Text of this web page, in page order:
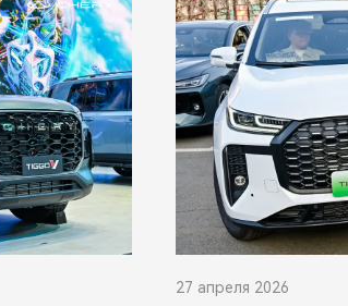
27 апреля 2026